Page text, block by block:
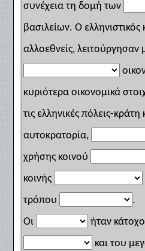
συνέχεια τη δομή των
βασιλείων. Ο ελληνιστικός
αλλοεθνείς, λειτούργησαν
κυριότερα οικονομικά
τις ελληνικές πόλεις-κράτη
αυτοκρατορία,
χρήσης κοινού
κοινής
τρόπου
.
Οι
ήταν
και του